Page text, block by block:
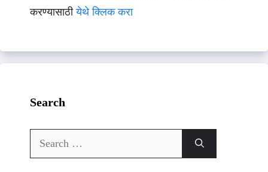
करण्यासाठीयेथे क्लिक करा
Search
Search
for: